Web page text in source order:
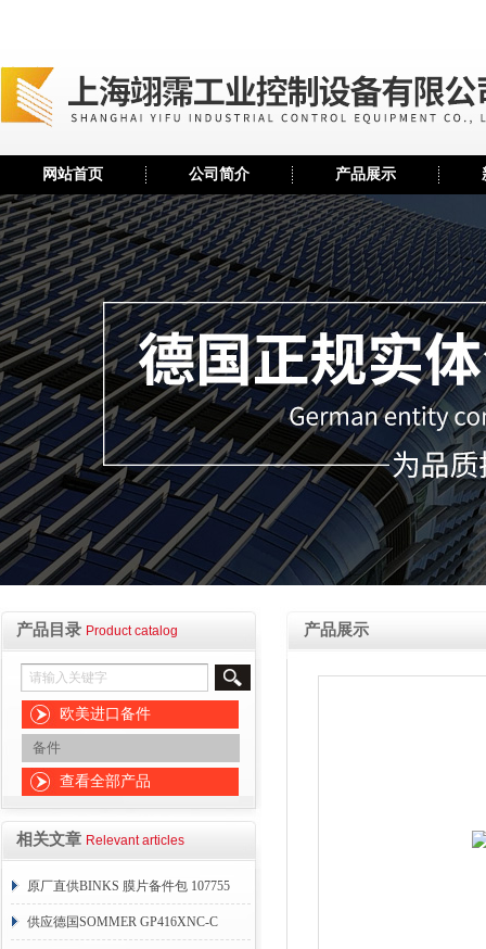
网站首页 公司简介 产品展示
产品目录 Product catalog
欧美进口备件
备件
查看全部产品
相关文章 Relevant articles
原厂直供BINKS 膜片备件包 107755
供应德国SOMMER GP416XNC-C
产品展示